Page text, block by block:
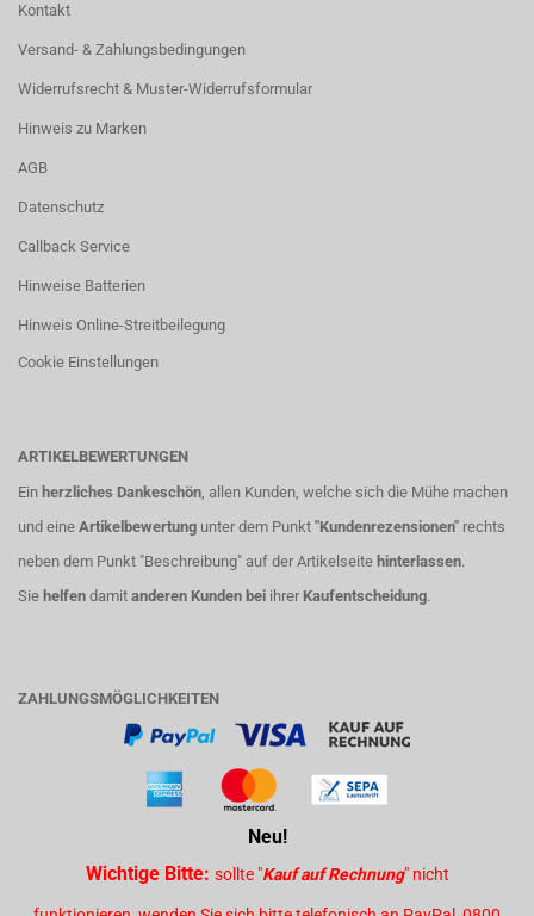
Kontakt
Versand- & Zahlungsbedingungen
Widerrufsrecht & Muster-Widerrufsformular
Hinweis zu Marken
AGB
Datenschutz
Callback Service
Hinweise Batterien
Hinweis Online-Streitbeilegung
Cookie Einstellungen
ARTIKELBEWERTUNGEN
Ein herzliches Dankeschön, allen Kunden, welche sich die Mühe machen
und eine Artikelbewertung unter dem Punkt "Kundenrezensionen" rechts
neben dem Punkt "Beschreibung" auf der Artikelseite hinterlassen.
Sie helfen damit anderen Kunden bei ihrer Kaufentscheidung.
ZAHLUNGSMÖGLICHKEITEN
Neu!
Wichtige Bitte: sollte "Kauf auf Rechnung" nicht